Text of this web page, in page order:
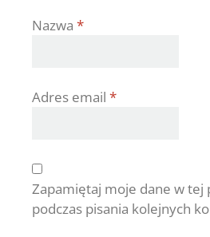
Nazwa *
Adres email *
Zapamiętaj moje dane w tej
podczas pisania kolejnych